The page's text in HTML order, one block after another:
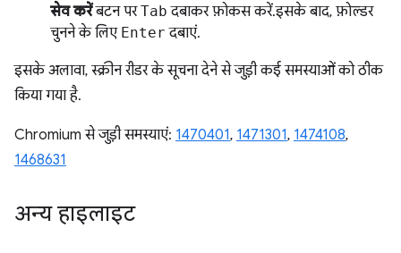
सेव करेंबटन परTab दबाकर फ़ोकस करें. इसके बाद, फ़ोल्डर
चुनने के लिए Enter दबाएं.
इसके अलावा, स्क्रीन रीडर के सूचना देने से जुड़ी कई समस्याओं को ठीक
किया गया है.
Chromium से जुड़ी समस्याएं: 1470401, 1471301, 1474108,
1468631
अन्य हाइलाइट